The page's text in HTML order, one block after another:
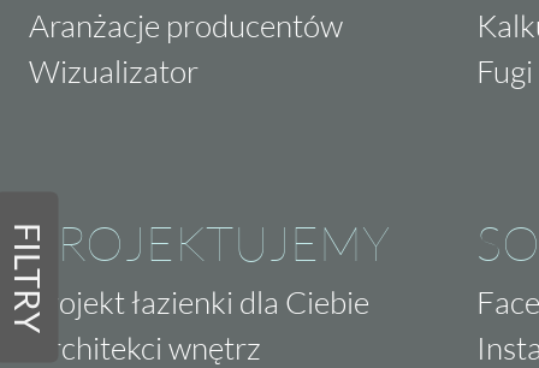
FILTRY
Aranżacje producentów
Wizualizator
PROJEKTUJEMY
Projekt łazienki dla Ciebie
Architekci wnętrz